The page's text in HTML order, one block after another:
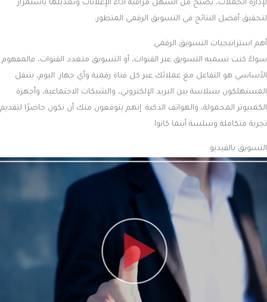
لإدارة الحملات، يصبح من السهل مراقبة أداء الإعلانات وتعديلها باستمرار
لتحقيق أفضل النتائج في التسويق الرقمي المتطور.
أهم استراتيجيات التسويق الرقمي
سواءً كنت تسميه التسويق عبر القنوات، أو التسويق متعدد القنوات، فالمفهوم
الأساسي هو التفاعل مع عملائك عبر كل قناة رقمية وأي جهاز. اليوم، يتنقل
المستهلكون بسلاسة بين البريد الإلكتروني، والشبكات الاجتماعية، وأجهزة
الكمبيوتر المحمولة، والهواتف الذكية. إنهم يتوقعون منك أن تكون حاضرًا لتقديم
تجربة متكاملة وسلسة أينما كانوا.
التسويق بالفيديو